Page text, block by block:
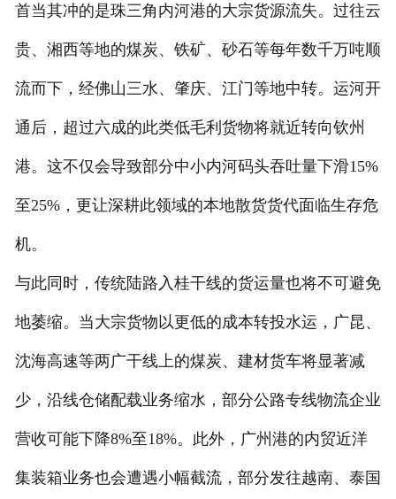
首当其冲的是珠三角内河港的大宗货源流失。过往云
贵、湘西等地的煤炭、铁矿、砂石等每年数千万吨顺
流而下，经佛山三水、肇庆、江门等地中转。运河开
通后，超过六成的此类低毛利货物将就近转向钦州
港。这不仅会导致部分中小内河码头吞吐量下滑15%
至25%，更让深耕此领域的本地散货货代面临生存危
机。
与此同时，传统陆路入桂干线的货运量也将不可避免
地萎缩。当大宗货物以更低的成本转投水运，广昆、
沈海高速等两广干线上的煤炭、建材货车将显著减
少，沿线仓储配载业务缩水，部分公路专线物流企业
营收可能下降8%至18%。此外，广州港的内贸近洋
集装箱业务也会遭遇小幅截流，部分发往越南、泰国